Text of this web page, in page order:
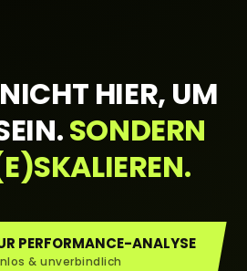
HIER, UM
PERFORMANCE-ANALYSE
& unverbindlich